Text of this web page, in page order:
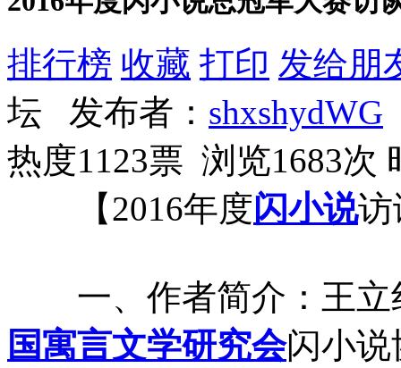
排行榜 收藏 打印 发给朋
坛 发布者： shxshydWG
热度1123票 浏览1683次
【2016年度闪小说访
一、作者简介：王立
国寓言文学研究会闪小说